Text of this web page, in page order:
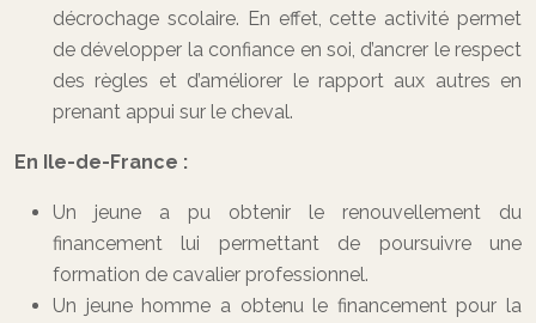
décrochage scolaire. En effet, cette activité permet
de développer la confiance en soi, d’ancrer le respect
des règles et d’améliorer le rapport aux autres en
prenant appui sur le cheval.
En Ile-de-France :
Un jeune a pu obtenir le renouvellement du
financement lui permettant de poursuivre une
formation de cavalier professionnel.
Un jeune homme a obtenu le financement pour la